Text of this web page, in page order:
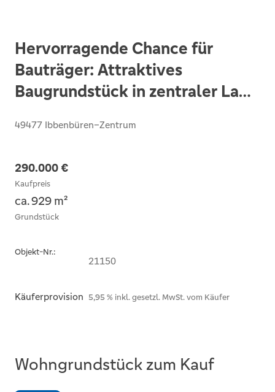
Hervorragende Chance für
Bauträger: Attraktives
Baugrundstück in zentraler Lage
49477 Ibbenbüren–Zentrum
290.000 €
Kaufpreis
ca. 929 m²
Grundstück
Objekt-Nr.:
21150
Käuferprovision 5,95 % inkl. gesetzl. MwSt. vom Käufer
Wohngrundstück zum Kauf